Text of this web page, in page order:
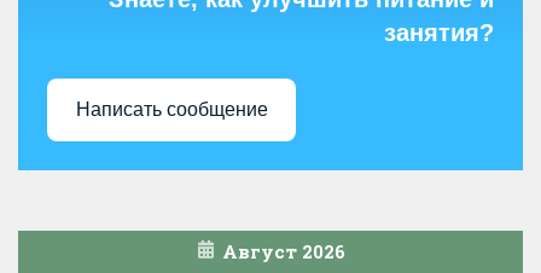
занятия?
Написать сообщение
Август 2026